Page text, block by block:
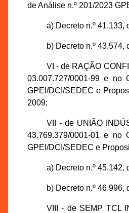
de Análise n.º 201/2023
a) Decreto n.º 41.133,
b) Decreto n.º 43.574,
VI - de RAÇÃO
03.007.727/0001-99 e no
GPEI/DCI/SEDEC e
2009;
VII - de UNIÃO
43.769.379/0001-01 e no
GPEI/DCI/SEDEC e
a) Decreto n.º 45.142,
b) Decreto n.º 46.996,
VIII - de SEMP TCL